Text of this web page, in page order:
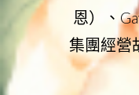
恩）、
集團經營